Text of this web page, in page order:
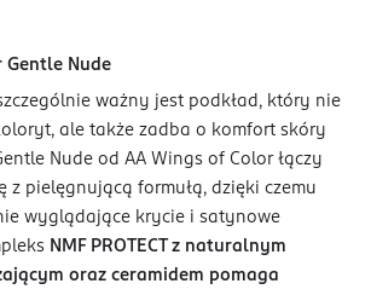
Gentle Nude
ważny jest podkład, który nie
ale także zadba o komfort skóry
Nude od AA Wings of Color łączy
z pielęgnującą formułą, dzięki czemu
wyglądające krycie i satynowe
NMF PROTECT z naturalnym
oraz ceramidem pomaga